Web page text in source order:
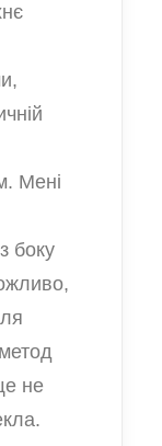
Мені
боку
не